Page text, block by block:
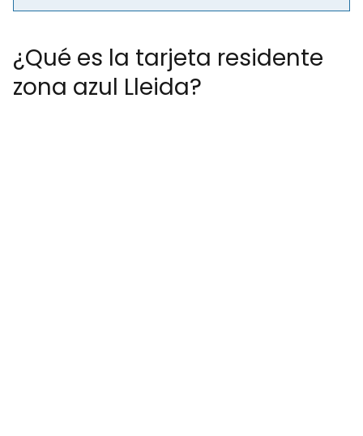
¿Qué es la tarjeta residente
zona azul Lleida?